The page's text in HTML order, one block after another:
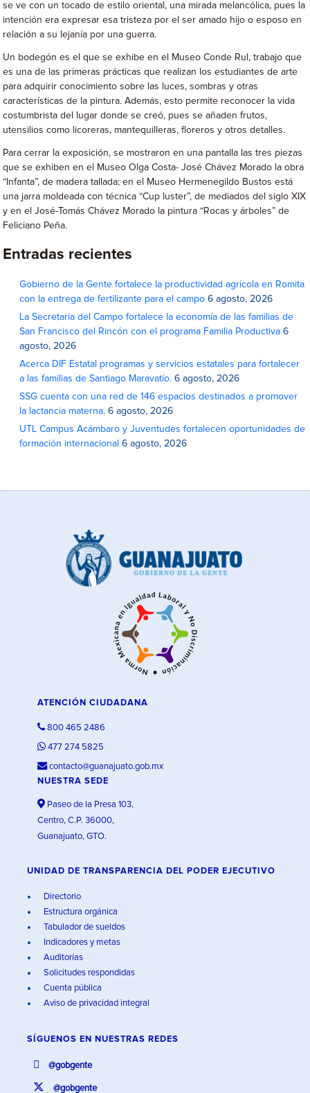
se ve con un tocado de estilo oriental, una mirada melancólica, pues la
intención era expresar esa tristeza por el ser amado hijo o esposo en
relación a su lejanía por una guerra.
Un bodegón es el que se exhibe en el Museo Conde Rul, trabajo que
es una de las primeras prácticas que realizan los estudiantes de arte
para adquirir conocimiento sobre las luces, sombras y otras
características de la pintura. Además, esto permite reconocer la vida
costumbrista del lugar donde se creó, pues se añaden frutos,
utensilios como licoreras, mantequilleras, floreros y otros detalles.
Para cerrar la exposición, se mostraron en una pantalla las tres piezas
que se exhiben en el Museo Olga Costa- José Chávez Morado la obra
“Infanta”, de madera tallada; en el Museo Hermenegildo Bustos está
una jarra moldeada con técnica “Cup luster”, de mediados del siglo XIX
y en el José-Tomás Chávez Morado la pintura “Rocas y árboles” de
Feliciano Peña.
Entradas recientes
Gobierno de la Gente fortalece la productividad agrícola en Romita
con la entrega de fertilizante para el campo 6 agosto, 2026
La Secretaria del Campo fortalece la economía de las familias de
San Francisco del Rincón con el programa Familia Productiva 6
agosto, 2026
Acerca DIF Estatal programas y servicios estatales para fortalecer
a las familias de Santiago Maravatío. 6 agosto, 2026
SSG cuenta con una red de 146 espacios destinados a promover
la lactancia materna. 6 agosto, 2026
UTL Campus Acámbaro y Juventudes fortalecen oportunidades de
formación internacional 6 agosto, 2026
ATENCIÓN CIUDADANA
800 465 2486
477 274 5825
contacto@guanajuato.gob.mx
NUESTRA SEDE
Paseo de la Presa 103,
Centro, C.P. 36000,
Guanajuato, GTO.
UNIDAD DE TRANSPARENCIA DEL PODER EJECUTIVO
Directorio
Estructura orgánica
Tabulador de sueldos
Indicadores y metas
Auditorías
Solicitudes respondidas
Cuenta pública
Aviso de privacidad integral
SÍGUENOS EN NUESTRAS REDES
@gobgente
@gobgente